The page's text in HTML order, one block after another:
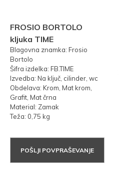
FROSIO BORTOLO
kljuka TIME
Blagovna znamka: Frosio
Bortolo
Šifra izdelka: FB.TIME
Izvedba: Na ključ, cilinder, wc
Obdelava: Krom, Mat krom,
Grafit, Mat črna
Material: Zamak
Teža: 0,75 kg
POŠLJI POVPRAŠEVANJE